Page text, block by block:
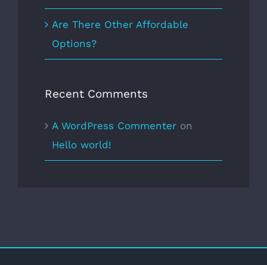
Are There Other Affordable
Options?
Recent Comments
A WordPress Commenter on
Hello world!